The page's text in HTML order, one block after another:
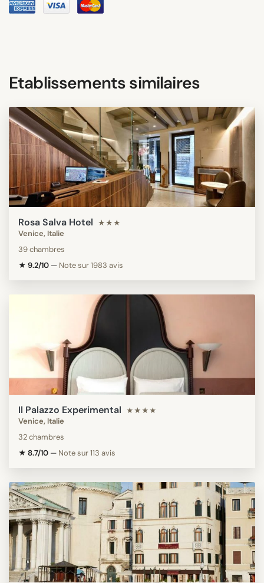
Etablissements similaires
Rosa Salva Hotel ★★★
Venice, Italie
39 chambres
★ 9.2/10 — Note sur 1983 avis
Il Palazzo Experimental ★★★★
Venice, Italie
32 chambres
★ 8.7/10 — Note sur 113 avis